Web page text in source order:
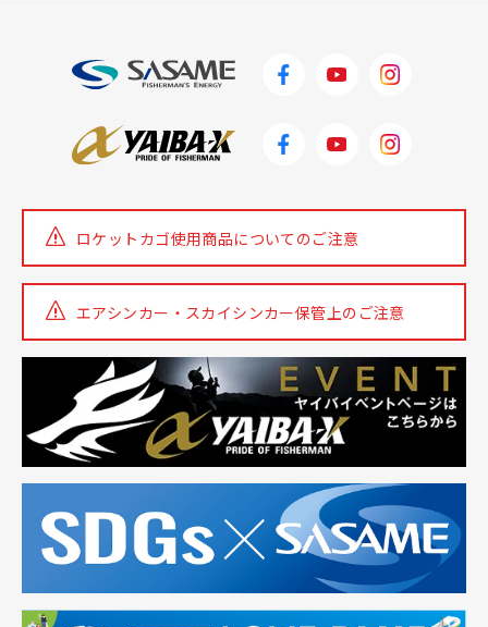
ロケットカゴ使用商品についてのご注意
エアシンカー・スカイシンカー保管上のご注意